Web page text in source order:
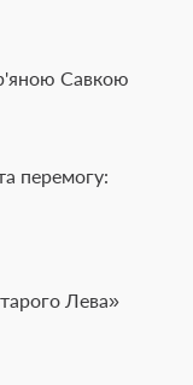
Савкою
перемогу:
Лева»